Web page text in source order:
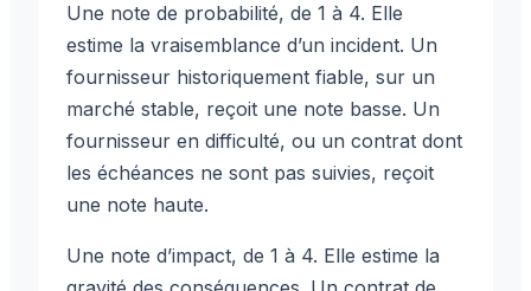
Une note de probabilité, de 1 à 4. Elle
estime la vraisemblance d’un incident. Un
fournisseur historiquement fiable, sur un
marché stable, reçoit une note basse. Un
fournisseur en difficulté, ou un contrat dont
les échéances ne sont pas suivies, reçoit
une note haute.
Une note d’impact, de 1 à 4. Elle estime la